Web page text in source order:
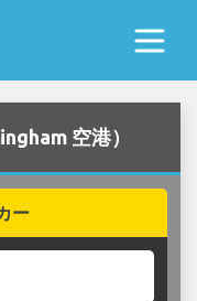
空港）
ー